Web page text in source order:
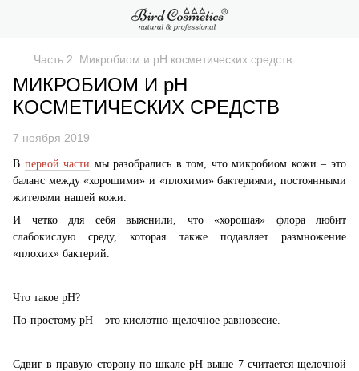
Часть 2. Микробиом и рН косметических средств
МИКРОБИОМ И рН
КОСМЕТИЧЕСКИХ СРЕДСТВ
7 ноября 2019
В первой части мы разобрались в том, что микробиом кожи – это
баланс между «хорошими» и «плохими» бактериями, постоянными
жителями нашей кожи.
И четко для себя выяснили, что «хорошая» флора любит
слабокислую среду, которая также подавляет размножение
«плохих» бактерий.
Что такое рН?
По-простому рН – это кислотно-щелочное равновесие.
Сдвиг в правую сторону по шкале рН выше 7 считается щелочной